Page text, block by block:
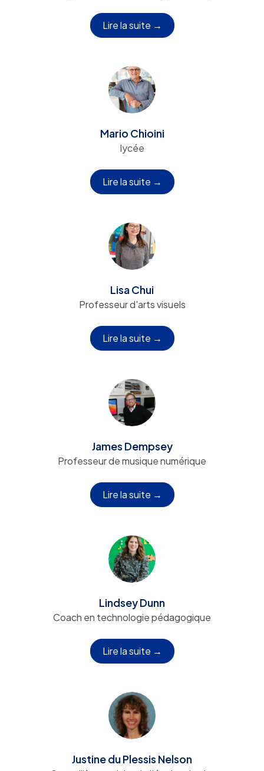
Lire la suite →
Mario Chioini
lycée
Lire la suite →
Lisa Chui
Professeur d'arts visuels
Lire la suite →
James Dempsey
Professeur de musique numérique
Lire la suite →
Lindsey Dunn
Coach en technologie pédagogique
Lire la suite →
Justine du Plessis Nelson